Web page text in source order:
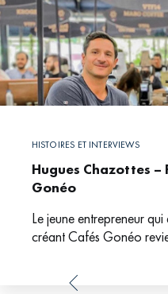
HISTOIRES ET INTERVIEWS
Hugues Chazottes
Gonéo
Le jeune entrepreneur
créant Cafés Gonéo